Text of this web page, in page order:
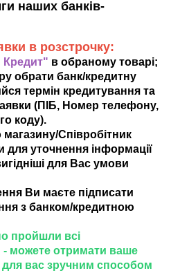
наших банків-
в розстрочку:
Кредит" в обраному товарі;
обрати банк/кредитну
термін кредитування та
(ПІБ, Номер телефону,
коду).
Співробітник
для уточнення інформації
для Вас умови
Ви маєте підписати
з банком/кредитною
пройшли всі
- можете отримати ваше
вас зручним способом